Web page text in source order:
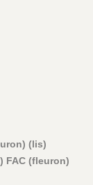
(lis)
FAC (fleuron)